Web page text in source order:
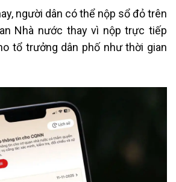
người dân có thể nộp sổ đỏ trên
Nhà nước thay vì nộp trực tiếp
tổ trưởng dân phố như thời gian